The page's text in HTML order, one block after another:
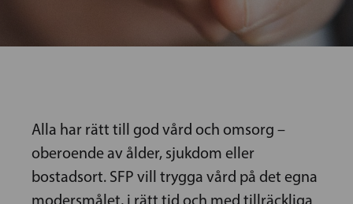
Alla har rätt till god vård och omsorg –
oberoende av ålder, sjukdom eller
bostadsort. SFP vill trygga vård på det egna
modersmålet, i rätt tid och med tillräckliga